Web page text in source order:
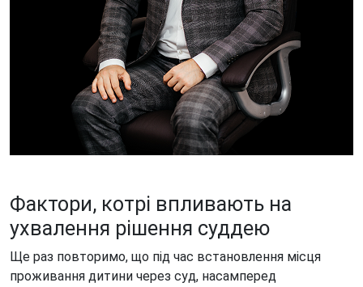
Фактори, котрі впливають на
ухвалення рішення суддею
Ще раз повторимо, що під час встановлення місця
проживання дитини через суд, насамперед